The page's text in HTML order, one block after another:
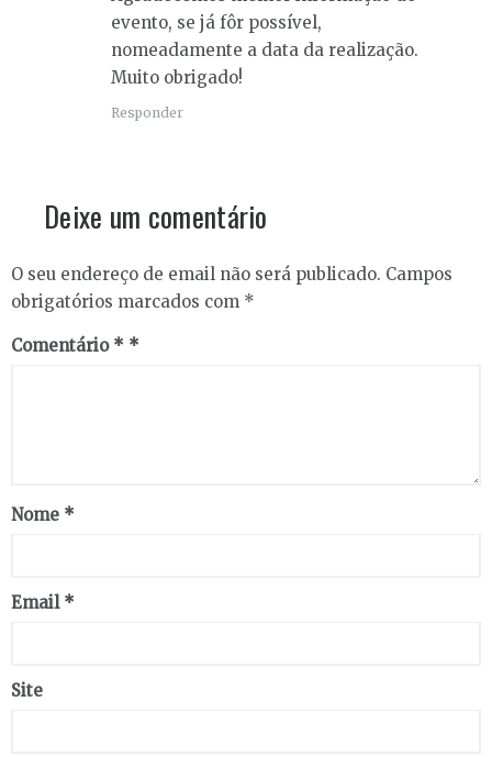
evento, se já fôr possível,
nomeadamente a data da realização.
Muito obrigado!
Responder
Deixe um comentário
O seu endereço de email não será publicado. Campos
obrigatórios marcados com *
Comentário *
Nome *
Email *
Site